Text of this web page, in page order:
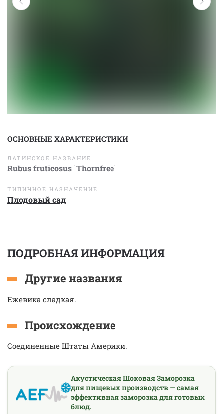
ОСНОВНЫЕ ХАРАКТЕРИСТИКИ
ЛАТИНСКОЕ НАЗВАНИЕ
Rubus fruticosus `Thornfree`
ТИПИЧНОЕ НАЗНАЧЕНИЕ
Плодовый сад
ПОДРОБНАЯ ИНФОРМАЦИЯ
Другие названия
Ежевика сладкая.
Происхождение
Соединенные Штаты Америки.
Акустическая Шоковая Заморозка
для пищевых производств — самая
эффективная заморозка для готовых
блюд.